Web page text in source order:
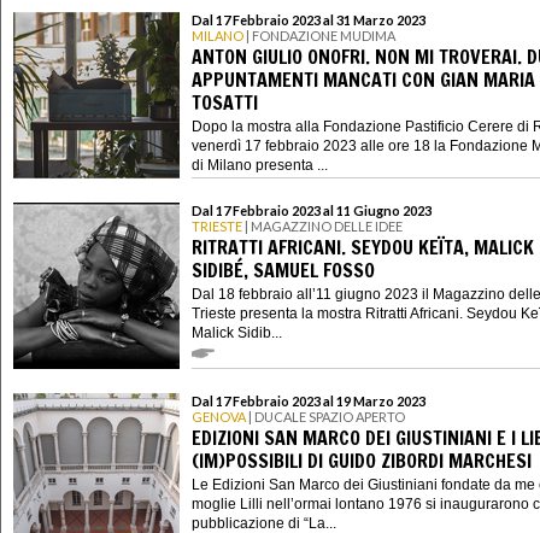
Dal 17 Febbraio 2023 al 31 Marzo 2023
MILANO | FONDAZIONE MUDIMA
ANTON GIULIO ONOFRI. NON MI TROVERAI.
APPUNTAMENTI MANCATI CON GIAN MARIA
TOSATTI
Dopo la mostra alla Fondazione Pastificio Cerere di
venerdì 17 febbraio 2023 alle ore 18 la Fondazione
di Milano presenta ...
Dal 17 Febbraio 2023 al 11 Giugno 2023
TRIESTE | MAGAZZINO DELLE IDEE
RITRATTI AFRICANI. SEYDOU KEÏTA, MALICK
SIDIBÉ, SAMUEL FOSSO
Dal 18 febbraio all’11 giugno 2023 il Magazzino
Trieste presenta la mostra Ritratti Africani. Seydou
Malick Sidib...
Dal 17 Febbraio 2023 al 19 Marzo 2023
GENOVA | DUCALE SPAZIO APERTO
EDIZIONI SAN MARCO DEI GIUSTINIANI E I
(IM)POSSIBILI DI GUIDO ZIBORDI MARCHESI
Le Edizioni San Marco dei Giustiniani fondate da me
moglie Lilli nell’ormai lontano 1976 si inaugurarono
pubblicazione di “La...